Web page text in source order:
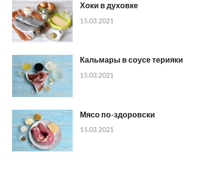
Хоки в духовке
15.03.2021
Кальмары в соусе терияки
15.03.2021
Мясо по-здоровски
15.03.2021